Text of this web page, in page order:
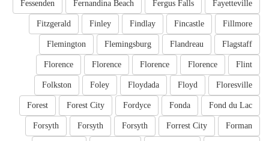
Fayetteville
Fergus Falls
Fernandina Beach
Fessenden
Fillmore
Fincastle
Findlay
Finley
Fitzgerald
Flagstaff
Flandreau
Flemingsburg
Flemington
Flint
Florence
Florence
Florence
Florence
Floresville
Floyd
Floydada
Foley
Folkston
Fond du Lac
Fonda
Fordyce
Forest City
Forest
Forman
Forrest City
Forsyth
Forsyth
Forsyth